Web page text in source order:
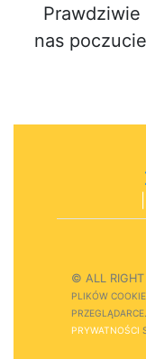
nas
© ALL RIGHT
PLIKÓW
PRZEGLĄDARCE.
PRYWATNOŚCI